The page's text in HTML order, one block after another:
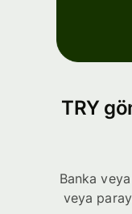
TRY
Banka
veya